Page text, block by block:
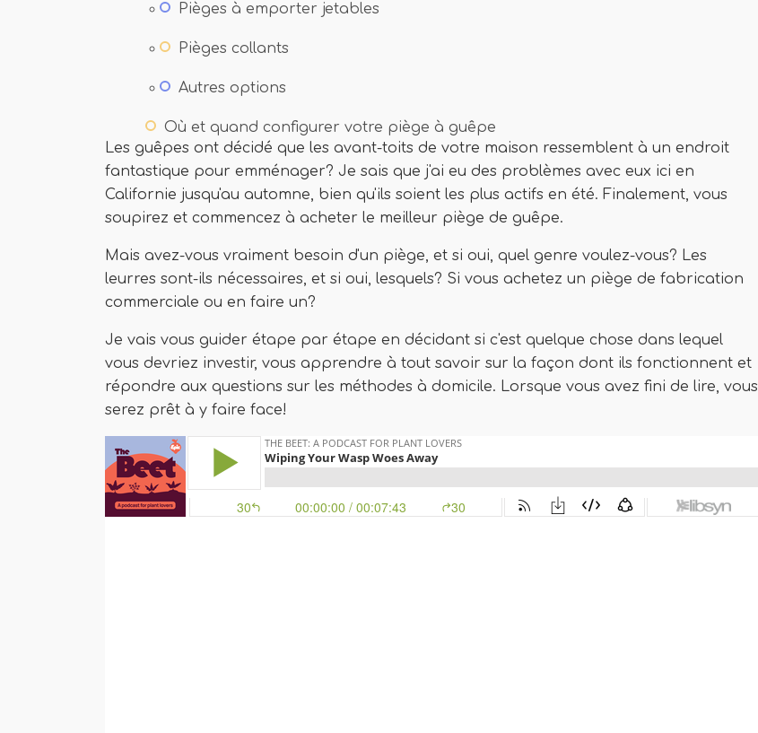
Pièges à emporter jetables
Pièges collants
Autres options
Où et quand configurer votre piège à guêpe
Les guêpes ont décidé que les avant-toits de votre maison ressemblent à un endroit
fantastique pour emménager? Je sais que j'ai eu des problèmes avec eux ici en
Californie jusqu'au automne, bien qu'ils soient les plus actifs en été. Finalement, vous
soupirez et commencez à acheter le meilleur piège de guêpe.
Mais avez-vous vraiment besoin d'un piège, et si oui, quel genre voulez-vous? Les
leurres sont-ils nécessaires, et si oui, lesquels? Si vous achetez un piège de fabrication
commerciale ou en faire un?
Je vais vous guider étape par étape en décidant si c'est quelque chose dans lequel
vous devriez investir, vous apprendre à tout savoir sur la façon dont ils fonctionnent et
répondre aux questions sur les méthodes à domicile. Lorsque vous avez fini de lire, vous
serez prêt à y faire face!